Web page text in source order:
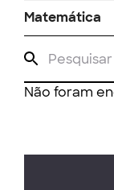
Matemática
Não foram